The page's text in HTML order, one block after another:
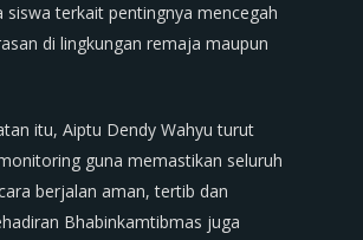
siswa terkait pentingnya mencegah
di lingkungan remaja maupun
itu, Aiptu Dendy Wahyu turut
guna memastikan seluruh
berjalan aman, tertib dan
Bhabinkamtibmas juga